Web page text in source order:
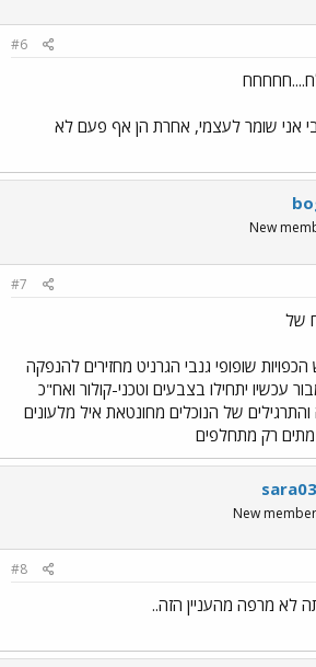
#6
אני שומר לעצמי, אחרת הן אף פעם לא
New
#7
של
שופופי גנבי הגרניט מחזירים להנפקה
עכשיו יתחילו בצבעים וטכני-קולור ואח"כ
של הנוכלים מחונטאת איל מלעונים
מתים רק מתחלפים
sara03
New member
#8
לא מרפה מהעניין הזה..